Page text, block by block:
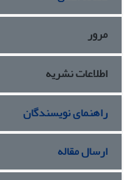
مرور
اطلاعات نشریه
راهنمای نویسندگان
ارسال مقاله